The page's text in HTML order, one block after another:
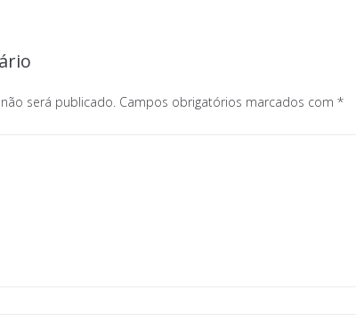
será publicado. Campos obrigatórios marcados com *